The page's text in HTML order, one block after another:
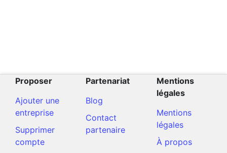
Proposer
Ajouter une
entreprise
Supprimer
compte
Partenariat
Blog
Contact
partenaire
Mentions
légales
Mentions
légales
À propos